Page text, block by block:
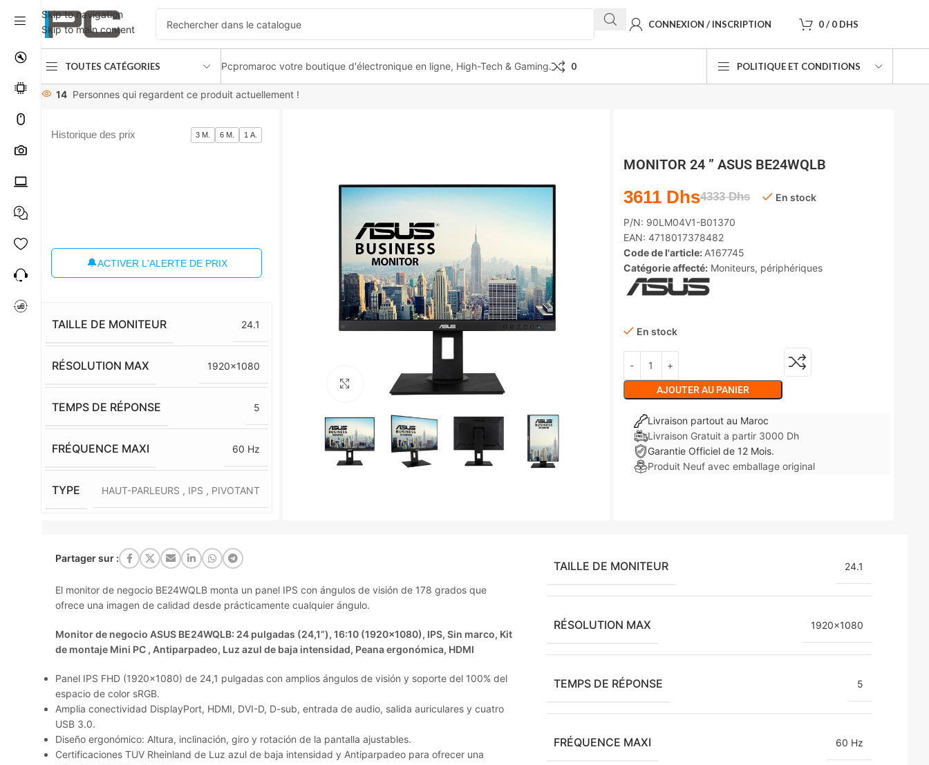
Skip to navigation
Skip to main content
CONNEXION / INSCRIPTION 0/ 0 DHS
TOUTES CATÉGORIES Pcpromaroc votre boutique d'électronique en ligne, High-Tech & Gaming. 0 POLITIQUE ET CONDITIONS
Accueil périphériques Moniteurs
MONITOR 24 ” ASUS BE24WQLB
14 Personnes qui regardent ce produit actuellement !
Historique des prix 3 M. 6 M. 1 A.
🔔ACTIVER L'ALERTE DE PRIX
TAILLE DE MONITEUR 24.1
RÉSOLUTION MAX 1920×1080
TEMPS DE RÉPONSE 5
FRÉQUENCE MAXI 60 Hz
TYPE HAUT-PARLEURS , IPS , PIVOTANT
Agrandir
MONITOR 24 ” ASUS BE24WQLB
4333Dhs
3611 Dhs En stock
P/N: 90LM04V1-B01370
EAN: 4718017378482
Code de l'article: A167745
Catégorie affecté: Moniteurs, périphériques
En stock
AJOUTER AU PANIER
Livraison partout au Maroc
Livraison Gratuit a partir 3000 Dh
Garantie Officiel de 12 Mois.
Produit Neuf avec emballage original
Partager sur :
El monitor de negocio BE24WQLB monta un panel IPS con ángulos de visión de 178 grados que
ofrece una imagen de calidad desde prácticamente cualquier ángulo.
Monitor de negocio ASUS BE24WQLB: 24 pulgadas (24,1”), 16:10 (1920×1080), IPS, Sin marco, Kit
de montaje Mini PC , Antiparpadeo, Luz azul de baja intensidad, Peana ergonómica, HDMI
Panel IPS FHD (1920×1080) de 24,1 pulgadas con amplios ángulos de visión y soporte del 100% del
espacio de color sRGB.
Amplia conectividad DisplayPort, HDMI, DVI-D, D-sub, entrada de audio, salida auriculares y cuatro
USB 3.0.
Diseño ergonómico: Altura, inclinación, giro y rotación de la pantalla ajustables.
Certificaciones TUV Rheinland de Luz azul de baja intensidad y Antiparpadeo para ofrecer una
TAILLE DE MONITEUR 24.1
RÉSOLUTION MAX 1920×1080
TEMPS DE RÉPONSE 5
FRÉQUENCE MAXI 60 Hz